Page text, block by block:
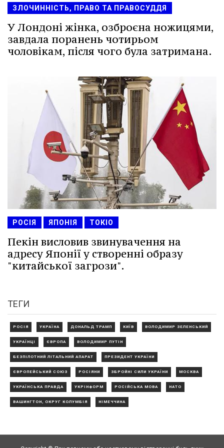
ЗЛОЧИННІСТЬ, ПРАВО ТА ПРАВОСУДДЯ
У Лондоні жінка, озброєна ножицями,
завдала поранень чотирьом
чоловікам, після чого була затримана.
РОСІЯ ЯПОНІЯ ТОКІО
Пекін висловив звинувачення на
адресу Японії у створенні образу
"китайської загрози".
ТЕГИ
РОСІЯ УКРАЇНА ДОНАЛЬД ТРАМП КИЇВ ВОЛОДИМИР ЗЕЛЕНСЬКИЙ
УКРАЇНЦІ ЄВРОПА ВОЛОДИМИР ПУТІН
БЕЗПІЛОТНИЙ ЛІТАЛЬНИЙ АПАРАТ ПРЕЗИДЕНТ УКРАЇНИ
ЄВРОПЕЙСЬКИЙ СОЮЗ РОСІЯНИ ЗБРОЙНІ СИЛИ УКРАЇНИ МОСКВА
УКРАЇНСЬКА ПРАВДА УКРІНФОРМ РОСІЙСЬКА МОВА НАТО
ВАШИНГТОН, ОКРУГ КОЛУМБІЯ НІМЕЧЧИНА